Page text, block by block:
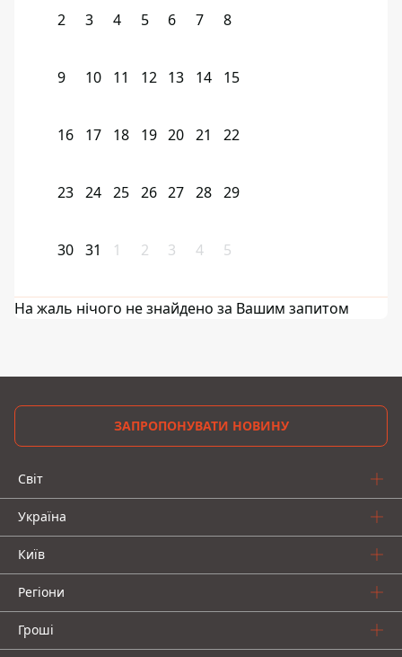
2 3 4 5 6 7 8
9 10 11 12 13 14 15
16 17 18 19 20 21 22
23 24 25 26 27 28 29
30 31 1 2 3 4 5
На жаль нічого не знайдено за Вашим запитом
ЗАПРОПОНУВАТИ НОВИНУ
Світ
Україна
Київ
Регіони
Гроші